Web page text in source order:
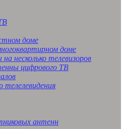
доме
доме
несколько телевизоров
цифрового ТВ
телелевидения
антенн